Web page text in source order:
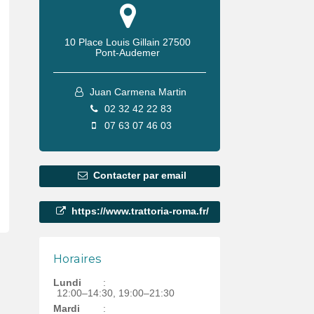
10 Place Louis Gillain 27500
Pont-Audemer
Juan Carmena Martin
02 32 42 22 83
07 63 07 46 03
Contacter par email
https://www.trattoria-roma.fr/
Horaires
Lundi
:
12:00–14:30, 19:00–21:30
Mardi
: